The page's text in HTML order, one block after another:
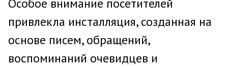
Особое внимание посетителей
привлекла инсталляция, созданная на
основе писем, обращений,
воспоминаний очевидцев и